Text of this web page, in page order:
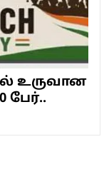
உருவான
பேர்..